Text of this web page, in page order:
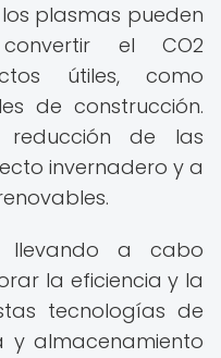
plasmas pueden
el CO2
útiles, como
de construcción.
de las
invernadero y a
llevando a cabo
la eficiencia y la
tecnologías de
almacenamiento